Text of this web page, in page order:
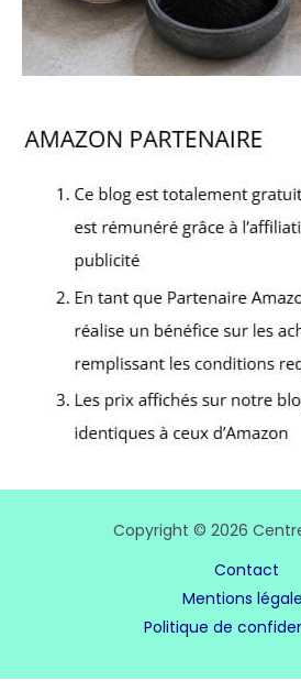
Copyright © 2026
Contact
Mentions
Politique de